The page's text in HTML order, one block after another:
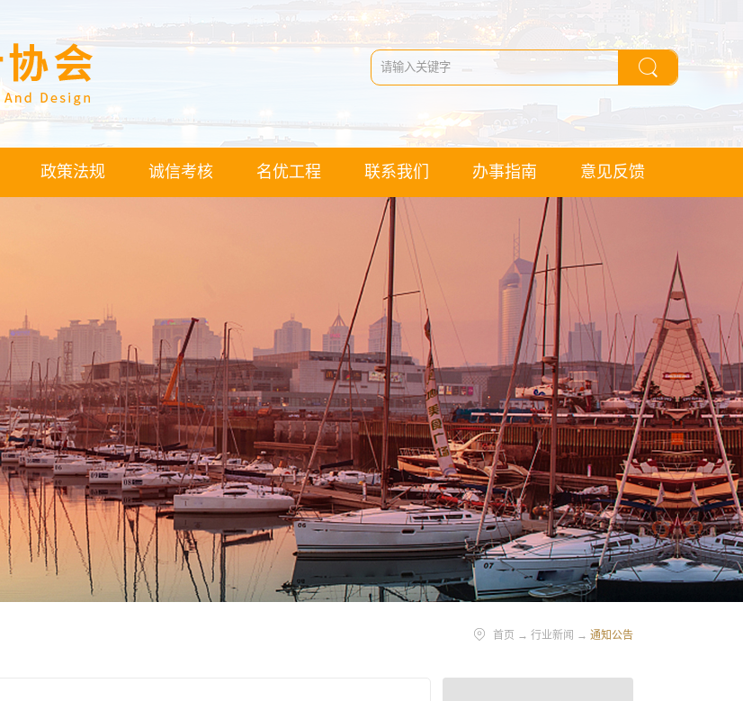
政策法规 诚信考核 名优工程 联系我们 办事指南 意见反馈
首页 → 行业新闻 → 通知公告